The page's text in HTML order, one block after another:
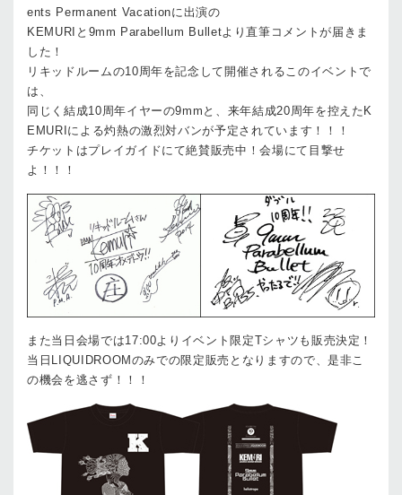
ents Permanent Vacationに出演の
KEMURIと9mm Parabellum Bulletより直筆コメントが届きま
した！
リキッドルームの10周年を記念して開催されるこのイベントで
は、
同じく結成10周年イヤーの9mmと、来年結成20周年を控えたK
EMURIによる灼熱の激烈対バンが予定されています！！！
チケットはプレイガイドにて絶賛販売中！会場にて目撃せ
よ！！！
また当日会場では17:00よりイベント限定Tシャツも販売決定！
当日LIQUIDROOMのみでの限定販売となりますので、是非こ
の機会を逃さず！！！